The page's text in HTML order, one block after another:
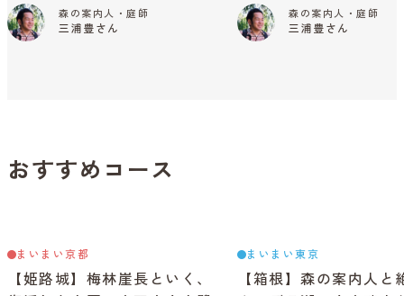
森の案内人・庭師
三浦豊さん
森の案内人・庭師
三浦豊さん
おすすめコース
まいまい京都
【姫路城】梅林崖長といく、
まいまい東京
【箱根】森の案内人と